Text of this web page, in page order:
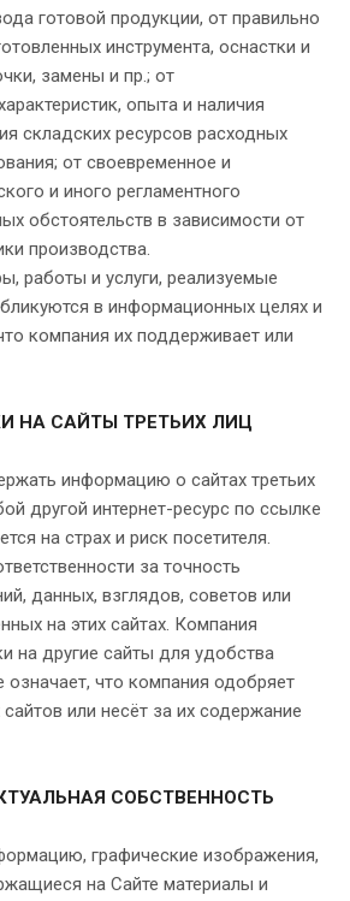
готовой продукции, от правильно
инструмента, оснастки и
замены и пр.; от
опыта и наличия
складских ресурсов расходных
от своевременное и
и иного регламентного
обстоятельств в зависимости от
производства.
работы и услуги, реализуемые
в информационных целях и
компания их поддерживает или
НА САЙТЫ ТРЕТЬИХ ЛИЦ
информацию о сайтах третьих
другой интернет-ресурс по ссылке
на страх и риск посетителя.
за точность
данных, взглядов, советов или
на этих сайтах. Компания
на другие сайты для удобства
означает, что компания одобряет
или несёт за их содержание
СОБСТВЕННОСТЬ
графические изображения,
на Сайте материалы и